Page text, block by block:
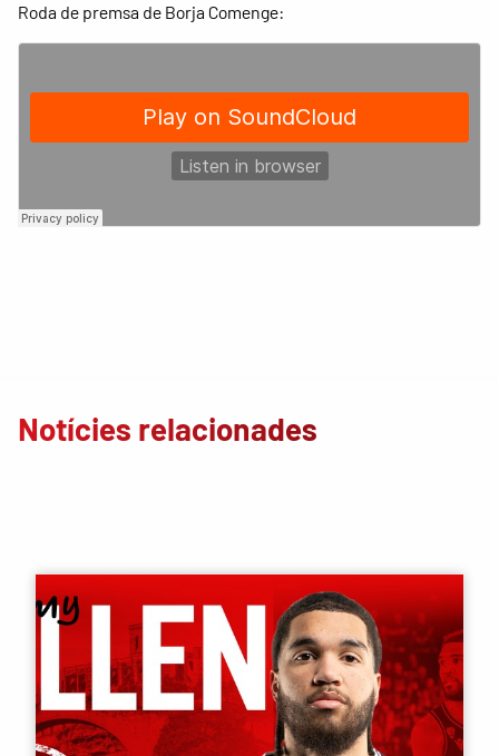
Roda de premsa de Borja Comenge:
Notícies relacionades